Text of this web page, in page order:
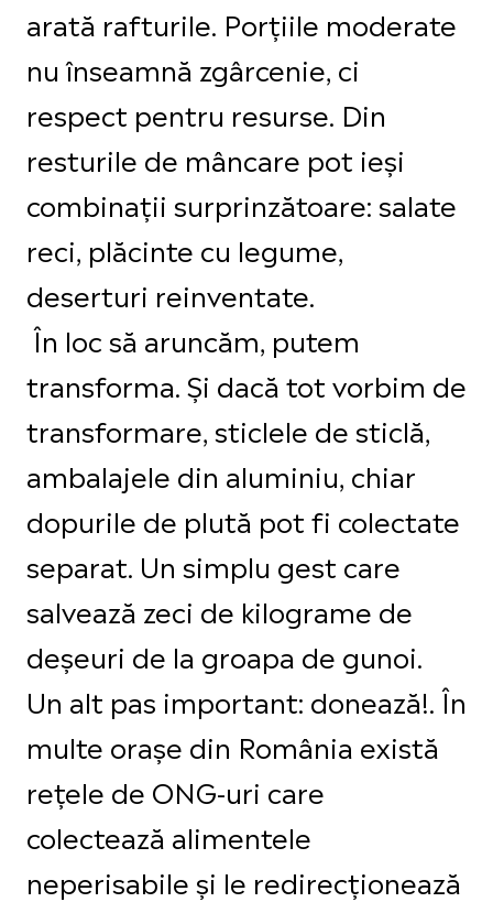
arată rafturile. Porțiile moderate
nu înseamnă zgârcenie, ci
respect pentru resurse. Din
resturile de mâncare pot ieși
combinații surprinzătoare: salate
reci, plăcinte cu legume,
deserturi reinventate.
În loc să aruncăm, putem
transforma. Și dacă tot vorbim de
transformare, sticlele de sticlă,
ambalajele din aluminiu, chiar
dopurile de plută pot fi colectate
separat. Un simplu gest care
salvează zeci de kilograme de
deșeuri de la groapa de gunoi.
Un alt pas important: donează!. În
multe orașe din România există
rețele de ONG-uri care
colectează alimentele
neperisabile și le redirecționează